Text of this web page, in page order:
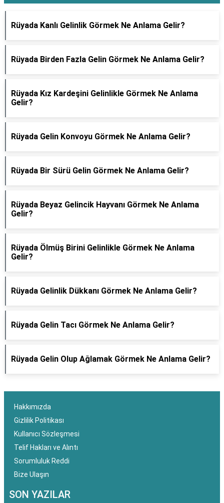
Rüyada Kanlı Gelinlik Görmek Ne Anlama Gelir?
Rüyada Birden Fazla Gelin Görmek Ne Anlama Gelir?
Rüyada Kız Kardeşini Gelinlikle Görmek Ne Anlama
Gelir?
Rüyada Gelin Konvoyu Görmek Ne Anlama Gelir?
Rüyada Bir Sürü Gelin Görmek Ne Anlama Gelir?
Rüyada Beyaz Gelincik Hayvanı Görmek Ne Anlama
Gelir?
Rüyada Ölmüş Birini Gelinlikle Görmek Ne Anlama
Gelir?
Rüyada Gelinlik Dükkanı Görmek Ne Anlama Gelir?
Rüyada Gelin Tacı Görmek Ne Anlama Gelir?
Rüyada Gelin Olup Ağlamak Görmek Ne Anlama Gelir?
Hakkımızda
Gizlilik Politikası
Kullanıcı Sözleşmesi
Telif Hakları ve Alıntı
Sorumluluk Reddi
Bize Ulaşın
SON YAZILAR